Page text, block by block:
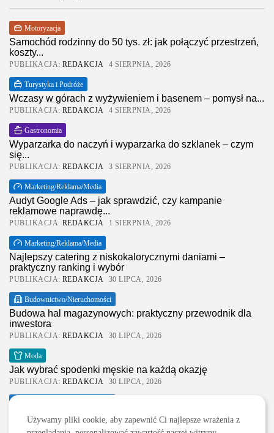
autorskim.
Motoryzacja
Samochód rodzinny do 50 tys. zł: jak połączyć przestrzeń,
koszty...
PUBLIKACJA: REDAKCJA 4 SIERPNIA, 2026
Turystyka i Podróże
Wczasy w górach z wyżywieniem i basenem – pomysł na...
PUBLIKACJA: REDAKCJA 4 SIERPNIA, 2026
Gastronomia
Wyparzarka do naczyń i wyparzarka do szklanek – czym
się...
PUBLIKACJA: REDAKCJA 3 SIERPNIA, 2026
Marketing/Reklama/Media
Audyt Google Ads – jak sprawdzić, czy kampanie
reklamowe naprawdę...
PUBLIKACJA: REDAKCJA 1 SIERPNIA, 2026
Marketing/Reklama/Media
Najlepszy catering z niskokalorycznymi daniami –
praktyczny ranking i wybór
PUBLIKACJA: REDAKCJA 30 LIPCA, 2026
Budownictwo/Nieruchomości
Budowa hal magazynowych: praktyczny przewodnik dla
inwestora
PUBLIKACJA: REDAKCJA 30 LIPCA, 2026
Moda
Jak wybrać spodenki męskie na każdą okazję
PUBLIKACJA: REDAKCJA 30 LIPCA, 2026
Wynajem szalunków stropowych na budowie – praktyczny
wybór i realne...
Używamy pliki cookie, aby zapewnić Ci najlepsze wrażenia z